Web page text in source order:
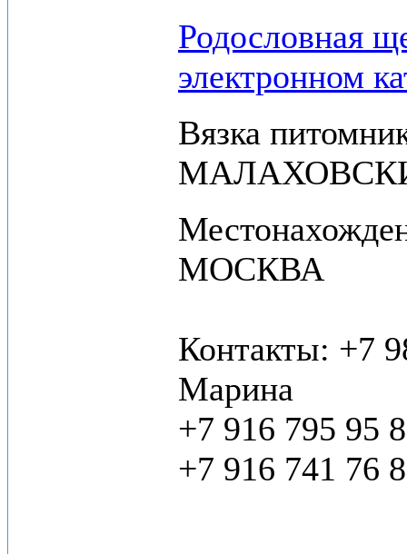
Родословная
электронном
Вязка
МОСКВА
Контакты: +7
Марина
+7 916 795 95
+7 916 741 76